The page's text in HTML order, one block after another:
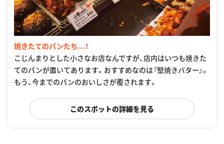
焼きたてのパンたち...！
こじんまりとした小さなお店なんですが、店内はいつも焼きた
てのパンが置いてあります。おすすめなのは『堅焼きバター』。
もう、今までのパンのおいしさが覆されます。
このスポットの詳細を見る